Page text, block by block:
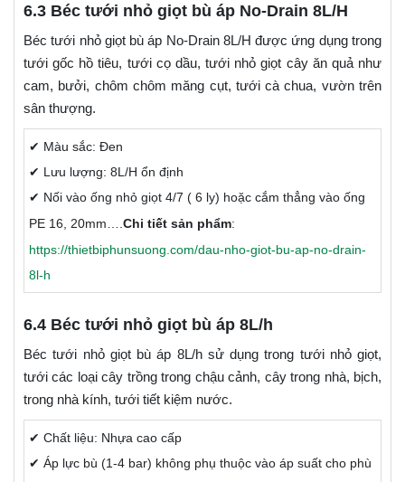
6.3 Béc tưới nhỏ giọt bù áp No-Drain 8L/H
Béc tưới nhỏ giọt bù áp No-Drain 8L/H được ứng dụng trong
tưới gốc hồ tiêu, tưới cọ dầu, tưới nhỏ giọt cây ăn quả như
cam, bưởi, chôm chôm măng cụt, tưới cà chua, vườn trên
sân thượng.
✔ Màu sắc: Đen
✔ Lưu lượng: 8L/H ổn định
✔ Nối vào ống nhỏ giọt 4/7 ( 6 ly) hoặc cắm thẳng vào ống
PE 16, 20mm…. Chi tiết sản phẩm:
https://thietbiphunsuong.com/dau-nho-giot-bu-ap-no-drain-
8l-h
6.4 Béc tưới nhỏ giọt bù áp 8L/h
Béc tưới nhỏ giọt bù áp 8L/h sử dụng trong tưới nhỏ giọt,
tưới các loại cây trồng trong chậu cảnh, cây trong nhà, bịch,
trong nhà kính, tưới tiết kiệm nước.
✔ Chất liệu: Nhựa cao cấp
✔ Áp lực bù (1-4 bar) không phụ thuộc vào áp suất cho phù